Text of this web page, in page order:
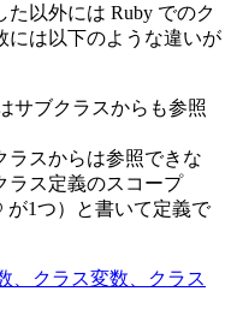
以外には Ruby でのク
には以下のような違いが
サブクラスからも参照
ラスからは参照できな
ラス定義のスコープ
が1つ）と書いて定義で
、クラス変数、クラス